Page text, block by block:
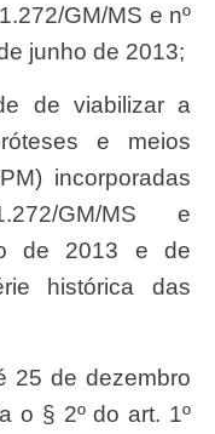
GM/MS e nº
junho de 2013;
e meios
incorporadas
GM/MS e
de 2013 e de
histórica das
o § 2º do art. 1º